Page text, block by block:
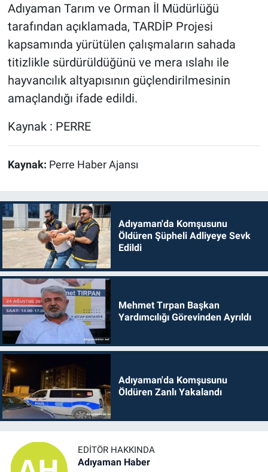
Adıyaman Tarım ve Orman İl Müdürlüğü
tarafından açıklamada, TARDİP Projesi
kapsamında yürütülen çalışmaların sahada
titizlikle sürdürüldüğünü ve mera ıslahı ile
hayvancılık altyapısının güçlendirilmesinin
amaçlandığı ifade edildi.
Kaynak : PERRE
Kaynak: Perre Haber Ajansı
Adıyaman'da Komşusunu
Öldüren Şüpheli Adliyeye Sevk
Edildi
Mehmet Tırpan Başkan
Yardımcılığı Görevinden Ayrıldı
Adıyaman'da Komşusunu
Öldüren Zanlı Yakalandı
EDITÖR HAKKINDA
Adıyaman Haber